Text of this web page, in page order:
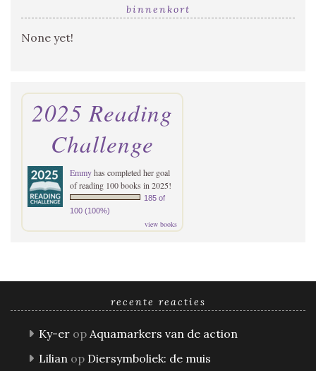
binnenkort
None yet!
2025 Reading
Challenge
Emmyhas completed her goal
of reading 100 books in 2025!
185 of
100 (100%)
view books
recente reacties
Ky-er op Aquamarkers van de action
Lilian op Diersymboliek: de muis